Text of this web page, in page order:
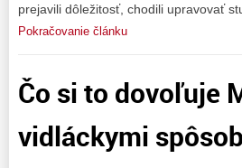
prejavili dôležitosť, chodili upravovať
Pokračovanie článku
Čo si to dovoľuje
vidláckymi